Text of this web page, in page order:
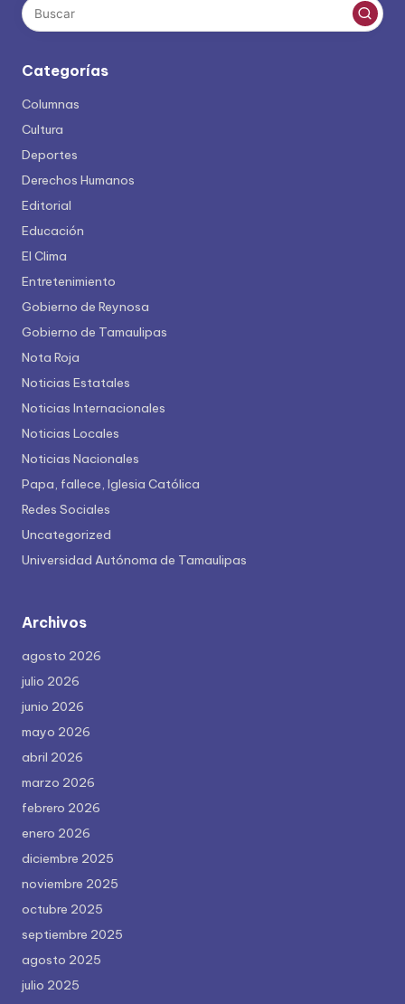
Categorías
Columnas
Cultura
Deportes
Derechos Humanos
Editorial
Educación
El Clima
Entretenimiento
Gobierno de Reynosa
Gobierno de Tamaulipas
Nota Roja
Noticias Estatales
Noticias Internacionales
Noticias Locales
Noticias Nacionales
Papa, fallece, Iglesia Católica
Redes Sociales
Uncategorized
Universidad Autónoma de Tamaulipas
Archivos
agosto 2026
julio 2026
junio 2026
mayo 2026
abril 2026
marzo 2026
febrero 2026
enero 2026
diciembre 2025
noviembre 2025
octubre 2025
septiembre 2025
agosto 2025
julio 2025